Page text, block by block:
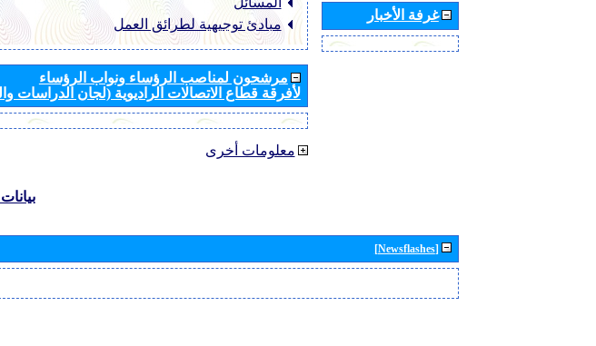
مبادئ توجيهية لطرائق العمل
مرشحون لمناصب الرؤساء ونواب الرؤساء
لأفرقة قطاع الاتصالات الراديوية (لجان الدراسات
معلومات أخرى
غرفة الأخبار
[Newsflashes]